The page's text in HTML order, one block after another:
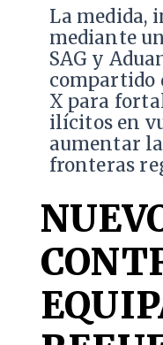
La medida,
mediante
SAG y
compartido
X para
ilícitos en
aumentar
fronteras